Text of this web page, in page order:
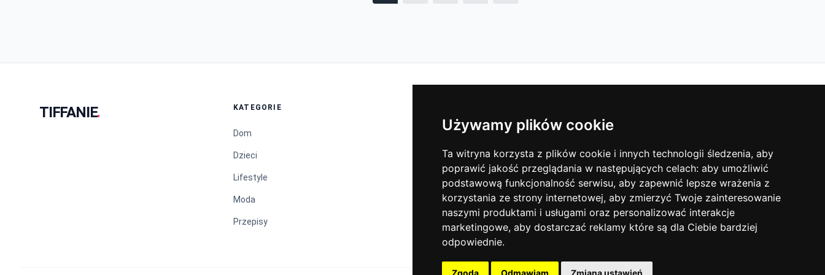
Używamy plików cookie
Ta witryna korzysta z plików cookie i innych technologii śledzenia, aby
poprawić jakość przeglądania w następujących celach: aby umożliwić
podstawową funkcjonalność serwisu, aby zapewnić lepsze wrażenia z
korzystania ze strony internetowej, aby zmierzyć Twoje zainteresowanie
naszymi produktami i usługami oraz personalizować interakcje
marketingowe, aby dostarczać reklamy które są dla Ciebie bardziej
odpowiednie.
Zgoda Odmawiam Zmiana ustawień
Używamy plików cookie
Ta witryna korzysta z plików cookie i innych technologii śledzenia, aby
poprawić jakość przeglądania w następujących celach: aby umożliwić
podstawową funkcjonalność serwisu, aby zapewnić lepsze wrażenia z
korzystania ze strony internetowej, aby zmierzyć Twoje zainteresowanie
naszymi produktami i usługami oraz personalizować interakcje
marketingowe, aby dostarczać reklamy które są dla Ciebie bardziej
odpowiednie.
Zgoda Odmawiam Zmiana ustawień
TIFFANIE. KATEGORIE
Dom
Dzieci
Lifestyle
Moda
Przepisy
About Us
Contact Privacy Policy